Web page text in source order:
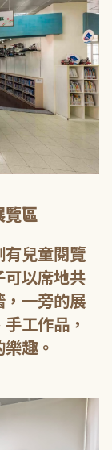
展覽區
有兒童閱覽
可以席地共
，一旁的展
工作品，
趣。